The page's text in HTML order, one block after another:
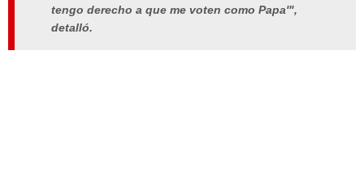
tengo derecho a que me voten como Papa'",
detalló.